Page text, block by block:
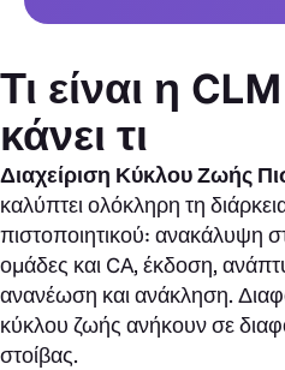
Τι είναι η
κάνει τι
Διαχείριση Κύκλου Ζωής
καλύπτει ολόκληρη τη
πιστοποιητικού: ανακάλυψη
ομάδες και CA, έκδοση,
ανανέωση και ανάκληση.
κύκλου ζωής ανήκουν σε
στοίβας.